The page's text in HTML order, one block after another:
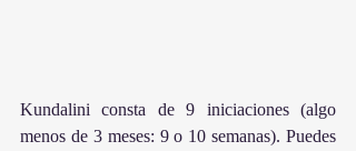
Kundalini consta de 9 iniciaciones (algo
menos de 3 meses: 9 o 10 semanas). Puedes